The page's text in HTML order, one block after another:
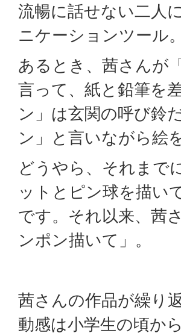
流暢に話せない二人
ニケーションツール。
あるとき、茜さんが
言って、紙と鉛筆を
ン」は玄関の呼び鈴
ン」と言いながら絵
どうやら、それまで
ットとピン球を描い
です。それ以来、茜
ンポン描いて」。
茜さんの作品が繰り
動感は小学生の頃か